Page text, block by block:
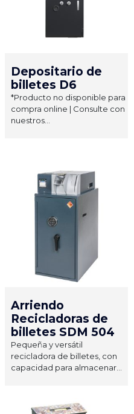
Depositario de
billetes D6
*Producto no disponible para
compra online | Consulte con
nuestros...
Arriendo
Recicladoras de
billetes SDM 504
Pequeña y versátil
recicladora de billetes, con
capacidad para almacenar...